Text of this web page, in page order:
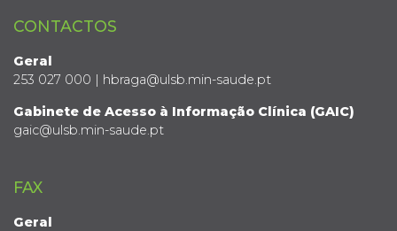
CONTACTOS
Geral
253 027 000 | hbraga@ulsb.min-saude.pt
Gabinete de Acesso à Informação Clínica (GAIC)
gaic@ulsb.min-saude.pt
FAX
Geral